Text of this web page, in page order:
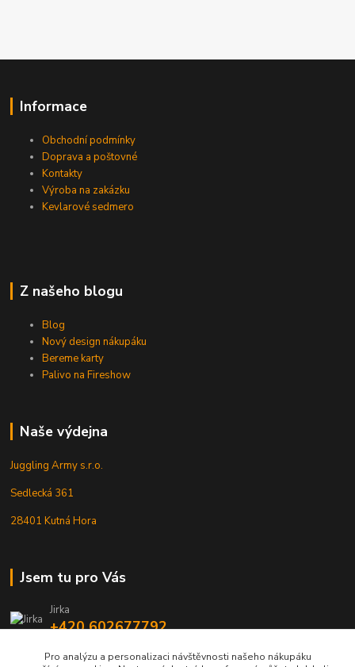
Informace
Obchodní podmínky
Doprava a poštovné
Kontakty
Výroba na zakázku
Kevlarové sedmero
Z našeho blogu
Blog
Nový design nákupáku
Bereme karty
Palivo na Fireshow
Naše výdejna
Juggling Army s.r.o.
Sedlecká 361
28401 Kutná Hora
Jsem tu pro Vás
Jirka
+420 602677792
info@jarmy.cz
Pro analýzu a personalizaci návštěvnosti našeho nákupáku